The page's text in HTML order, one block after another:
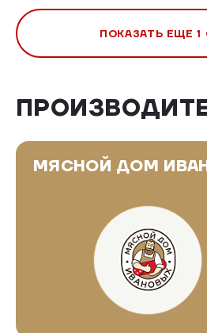
ПОКАЗАТЬ ЕЩЕ
МЯСНОЙ ДОМ